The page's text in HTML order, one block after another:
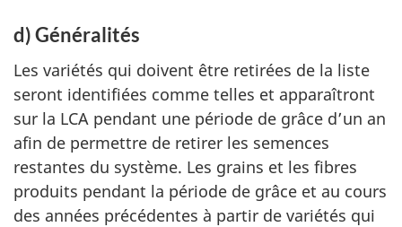
d) Généralités
Les variétés qui doivent être retirées de la liste
seront identifiées comme telles et apparaîtront
sur la LCA pendant une période de grâce d’un an
afin de permettre de retirer les semences
restantes du système. Les grains et les fibres
produits pendant la période de grâce et au cours
des années précédentes à partir de variétés qui